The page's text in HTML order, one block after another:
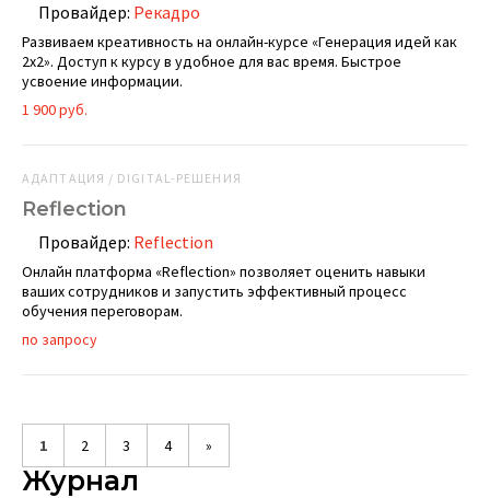
Провайдер: Рекадро
Развиваем креативность на онлайн-курсе «Генерация идей как
2х2». Доступ к курсу в удобное для вас время. Быстрое
усвоение информации.
1 900 руб.
АДАПТАЦИЯ / DIGITAL-РЕШЕНИЯ
Reflection
Провайдер: Reflection
Онлайн платформа «Reflection» позволяет оценить навыки
ваших сотрудников и запустить эффективный процесс
обучения переговорам.
по запросу
1 2 3 4 »
Журнал